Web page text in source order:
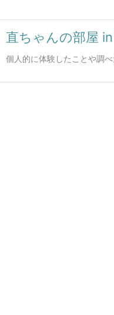
直ちゃんの部屋
個人的に体験したことや調